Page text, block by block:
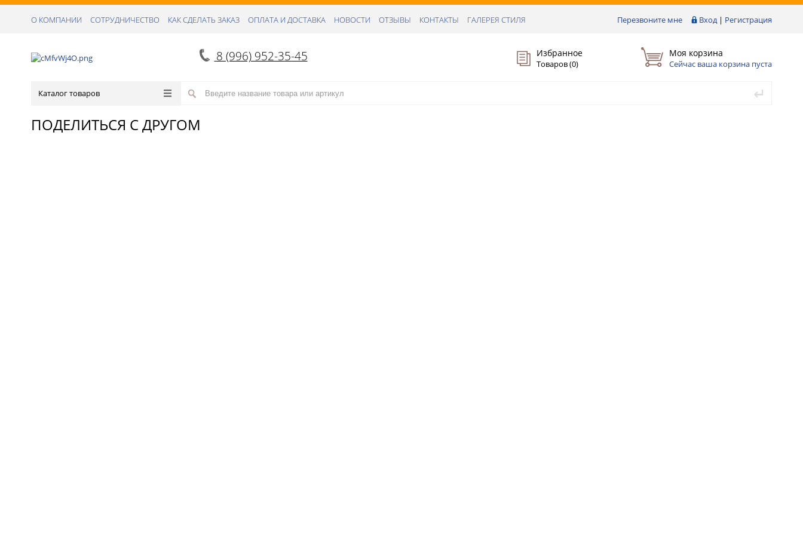
Перезвоните мне Вход | Регистрация
О КОМПАНИИ СОТРУДНИЧЕСТВО КАК СДЕЛАТЬ ЗАКАЗ ОПЛАТА И ДОСТАВКА НОВОСТИ ОТЗЫВЫ КОНТАКТЫ ГАЛЕРЕЯ СТИЛЯ
8 (996) 952-35-45 Избранное
Товаров (0)
Моя корзина
Сейчас ваша корзина пуста
Каталог товаров
ПОДЕЛИТЬСЯ С ДРУГОМ